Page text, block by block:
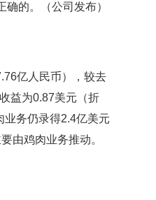
确的。（公司发布）
亿人民币），较去
益为0.87美元（折
务仍录得2.4亿美元
由鸡肉业务推动。